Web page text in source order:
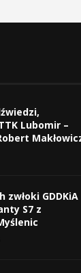
Lubomir –
zwłoki GDDKiA
S7 z